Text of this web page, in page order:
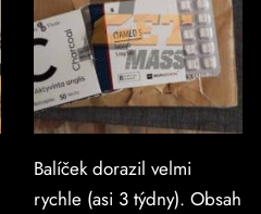
Balíček dorazil velmi
rychle (asi 3 týdny). Obsah